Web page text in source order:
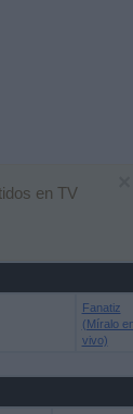
en TV
Fanatiz
(Míralo
vivo)